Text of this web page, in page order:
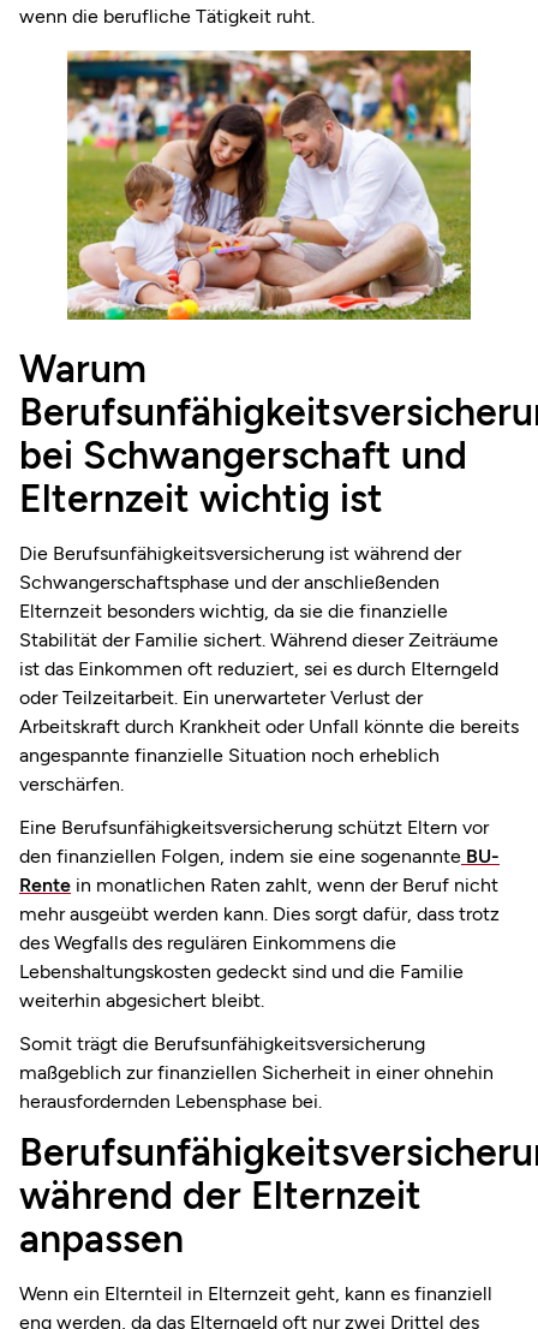
wenn die berufliche Tätigkeit ruht.
Warum
bei Schwangerschaft und
Elternzeit wichtig ist
Die Berufsunfähigkeitsversicherung ist während der
Schwangerschaftsphase und der anschließenden
Elternzeit besonders wichtig, da sie die finanzielle
Stabilität der Familie sichert. Während dieser Zeiträume
ist das Einkommen oft reduziert, sei es durch Elterngeld
oder Teilzeitarbeit. Ein unerwarteter Verlust der
Arbeitskraft durch Krankheit oder Unfall könnte die bereits
angespannte finanzielle Situation noch erheblich
verschärfen.
Eine Berufsunfähigkeitsversicherung schützt Eltern vor
den finanziellen Folgen, indem sie eine sogenannte BU-
Rente in monatlichen Raten zahlt, wenn der Beruf nicht
mehr ausgeübt werden kann. Dies sorgt dafür, dass trotz
des Wegfalls des regulären Einkommens die
Lebenshaltungskosten gedeckt sind und die Familie
weiterhin abgesichert bleibt.
Somit trägt die Berufsunfähigkeitsversicherung
maßgeblich zur finanziellen Sicherheit in einer ohnehin
herausfordernden Lebensphase bei.
während der Elternzeit
anpassen
Wenn ein Elternteil in Elternzeit geht, kann es finanziell
eng werden, da das Elterngeld oft nur zwei Drittel des